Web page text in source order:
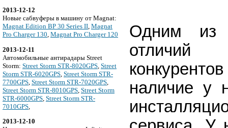
2013-12-12
Новые сабвуферы в машину от Magnat:
Magnat Edition BP 30 Series II, Magnat
Pro Charger 130, Magnat Pro Charger 120
2013-12-11
Автомобильные антирадары Street
Storm: Street Storm STR-8020GPS Street
Storm STR-6020GPS Street Storm STR-
7700GPS Street Storm STR-7020GPS
Street Storm STR-8010GPS Street Storm
STR-6000GPS Street Storm STR-
7010GPS
2013-12-10
Одним из
наличие у